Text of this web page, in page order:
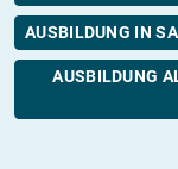
AUSBILDUNG IN
AUSBILDUNG